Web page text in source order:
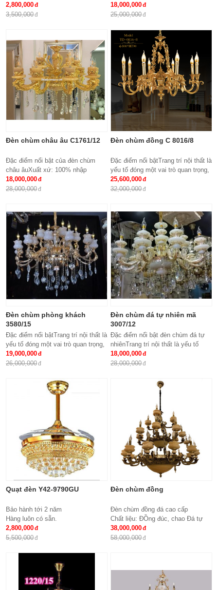
Thiết kế: Đèn mâm Led tròn
Kích thước: Ø800x H 150 mm
Điều khiển từ xa: Đi kèm nhiều chế
độ
Ứng dụng: Hiệu Quả Cho Phòng
Khách, chung cư, nhà riêng, văn
phòng …
2,800,000
3,500,000
treo )
Bóng đèn: E27*8
18,000,000
25,000,000
Đèn chùm châu âu C1761/12
Đặc điểm nổi bật của đèn chùm
châu âuXuất xứ: 100% nhập
khẩuKích thước: Phi 950 x
H500Loại bóng sử dụng: Nến E14
18,000,000
28,000,000
Đèn chùm đồng C 8016/8
Đặc điểm nổi bậtTrang trí nội thất là
yếu tố đóng một vai trò quan trọng,
đem lại những giá trị thực sự cho
cả căn hộ của gia...
25,600,000
32,000,000
Đèn chùm phòng khách
3580/15
Đặc điểm nổi bậtTrang trí nội thất là
yếu tố đóng một vai trò quan trọng,
đem lại những giá trị thực sự cho
cả căn hộ của gia...
19,000,000
26,000,000
Đèn chùm đá tự nhiên mã
3007/12
Đặc điểm nổi bật đèn chùm đá tự
nhiênTrang trí nội thất là yếu tố
đóng một vai trò quan trọng, đem lại
những giá trị thực sự cho cả...
18,000,000
28,000,000
Quạt đèn Y42-9790GU
Bảo hành tới 2 năm
Hàng luôn có sẵn.
2,800,000
5,500,000
Đèn chùm đồng
Đèn chùm đồng đá cao cấp
Chất liệu: ĐỒng đúc, chao Đá tự
nhiên
Số lượng tay : 24 tay
38,000,000
58,000,000